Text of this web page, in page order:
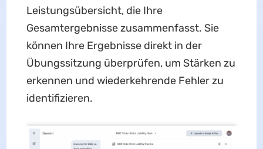
Leistungsübersicht, die Ihre
Gesamtergebnisse zusammenfasst. Sie
können Ihre Ergebnisse direkt in der
Übungssitzung überprüfen, um Stärken zu
erkennen und wiederkehrende Fehler zu
identifizieren.